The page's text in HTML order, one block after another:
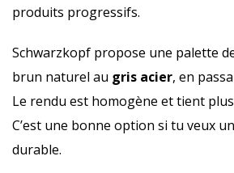
produits progressifs.
Schwarzkopf propose une palette
brun naturel au gris acier, en
Le rendu est homogène et tient
C’est une bonne option si tu veux
durable.